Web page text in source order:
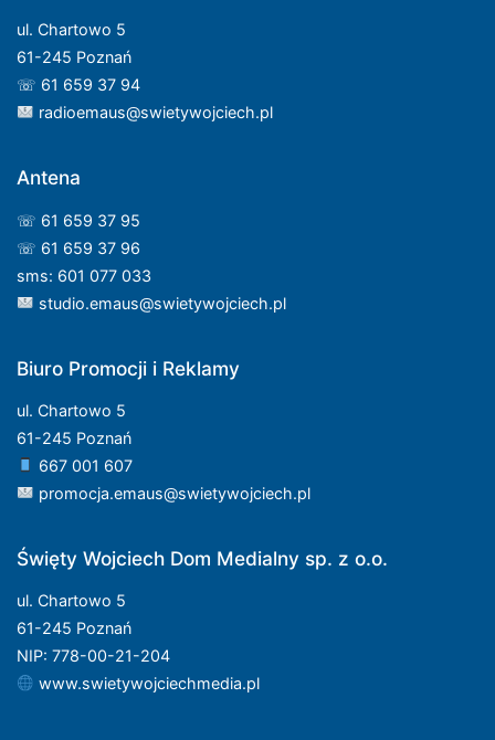
ul. Chartowo 5
61-245 Poznań
☏ 61 659 37 94
radioemaus@swietywojciech.pl
Antena
☏ 61 659 37 95
☏ 61 659 37 96
sms: 601 077 033
studio.emaus@swietywojciech.pl
Biuro Promocji i Reklamy
ul. Chartowo 5
61-245 Poznań
667 001 607
promocja.emaus@swietywojciech.pl
Święty Wojciech Dom Medialny sp. z o.o.
ul. Chartowo 5
61-245 Poznań
NIP: 778-00-21-204
www.swietywojciechmedia.pl